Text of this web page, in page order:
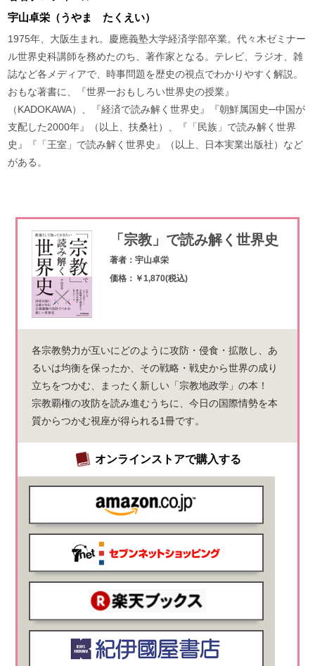
宇山卓栄（うやま たくえい）
1975年、大阪生まれ。慶應義塾大学経済学部卒業。代々木ゼミナー
ル世界史科講師を務めたのち、著作家となる。テレビ、ラジオ、雑
誌など各メディアで、時事問題を歴史の視点でわかりやすく解説。
おもな著書に、『世界一おもしろい世界史の授業』
（KADOKAWA）、『経済で読み解く世界史』『朝鮮属国史─中国が
支配した2000年』（以上、扶桑社）、『「民族」で読み解く世界
史』『「王室」で読み解く世界史』（以上、日本実業出版社）など
がある。
「宗教」で読み解く世界史
著者：宇山卓栄
価格：￥1,870(税込)
各宗教勢力が互いにどのように攻防・侵食・拡散し、あ
るいは均衡を保ったか、その戦略・戦史から世界の成り
立ちをつかむ、まったく新しい「宗教地政学」の本！
宗教覇権の攻防を読み進むうちに、今日の国際情勢を本
質からつかむ視座が得られる1冊です。
オンラインストアで購入する